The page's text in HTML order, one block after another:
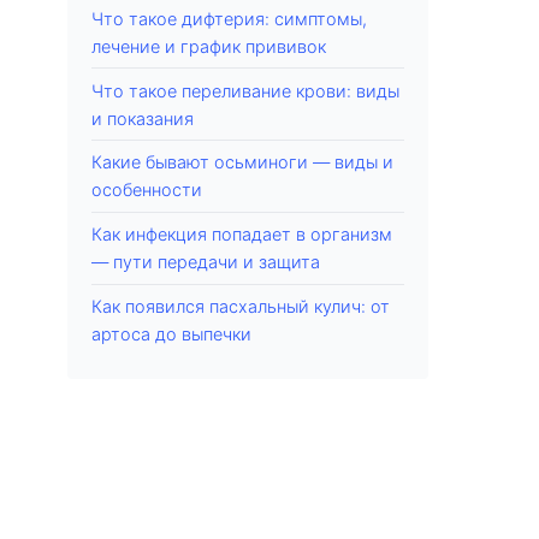
Что такое дифтерия: симптомы,
лечение и график прививок
Что такое переливание крови: виды
и показания
Какие бывают осьминоги — виды и
особенности
Как инфекция попадает в организм
— пути передачи и защита
Как появился пасхальный кулич: от
артоса до выпечки